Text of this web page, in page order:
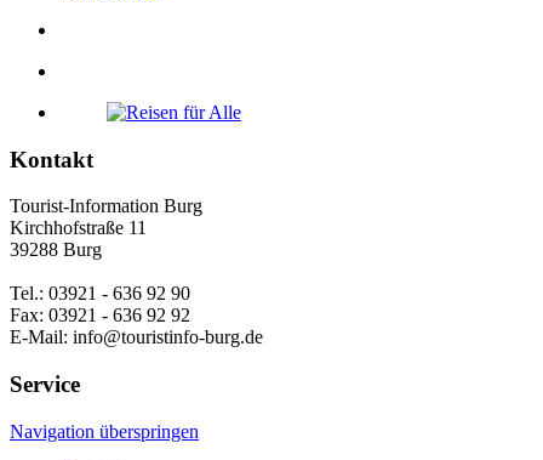
Kontakt
Tourist-Information Burg
Kirchhofstraße 11
39288 Burg
Tel.: 03921 - 636 92 90
Fax: 03921 - 636 92 92
E-Mail: info@touristinfo-burg.de
Service
Navigation überspringen